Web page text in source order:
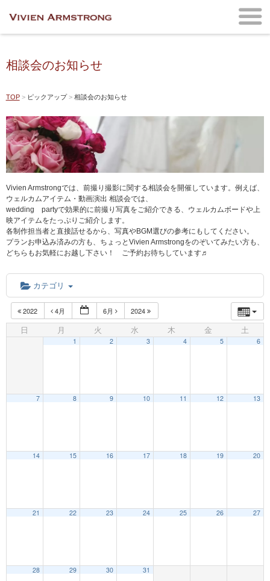
相談会のお知らせ
TOP ピックアップ 相談会のお知らせ
Vivien Armstrongでは、前撮り撮影に関する相談会を開催しています。例えば、
ウェルカムアイテム・動画演出 相談会では、
wedding partyで効果的に前撮り写真をご紹介できる、ウェルカムボードや上
映アイテムをたっぷりご紹介します。
各制作担当者と直接話せるから、写真やBGM選びの参考にもしてください。
プランお申込み済みの方も、ちょっとVivien Armstrongをのぞいてみたい方も、
どちらもお気軽にお越し下さい！ ご予約お待ちしています♬
カテゴリ
2022 4月 6月 2024
日 月 火 水 木 金 土
1 2 3 4 5 6
7 8 9 10 11 12 13
14 15 16 17 18 19 20
21 22 23 24 25 26 27
28 29 30 31